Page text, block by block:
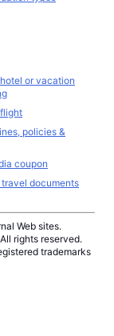
or vacation
policies &
coupon
documents
Web sites.
rights reserved.
trademarks